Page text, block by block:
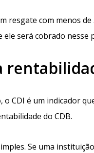
resgate com menos
será cobrado nesse
o CDI é um indicador
do CDB.
Se uma